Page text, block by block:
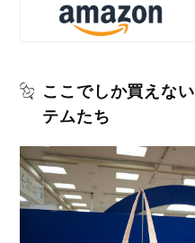
ここでしか買えな
テムたち